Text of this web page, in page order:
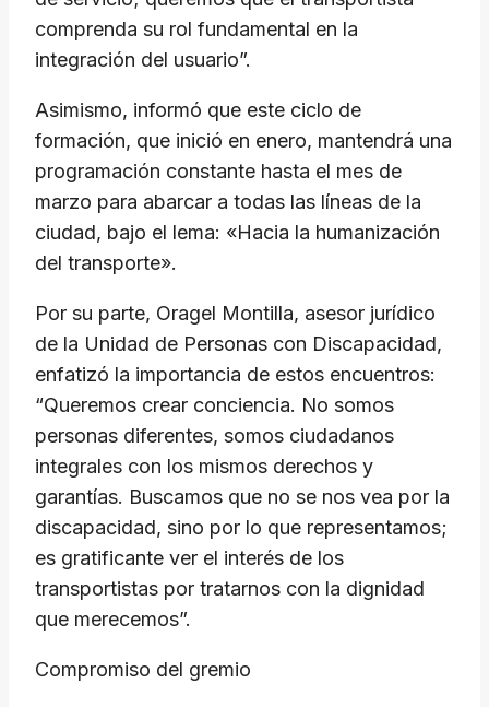
comprenda su rol fundamental en la
integración del usuario”.
Asimismo, informó que este ciclo de
formación, que inició en enero, mantendrá una
programación constante hasta el mes de
marzo para abarcar a todas las líneas de la
ciudad, bajo el lema: «Hacia la humanización
del transporte».
Por su parte, Oragel Montilla, asesor jurídico
de la Unidad de Personas con Discapacidad,
enfatizó la importancia de estos encuentros:
“Queremos crear conciencia. No somos
personas diferentes, somos ciudadanos
integrales con los mismos derechos y
garantías. Buscamos que no se nos vea por la
discapacidad, sino por lo que representamos;
es gratificante ver el interés de los
transportistas por tratarnos con la dignidad
que merecemos”.
Compromiso del gremio